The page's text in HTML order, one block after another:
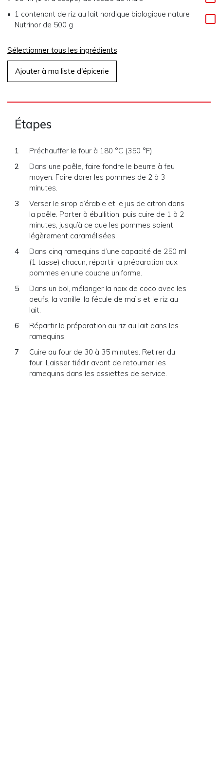
1 contenant de riz au lait nordique biologique nature
Nutrinor de 500 g
Sélectionner tous les ingrédients
Ajouter à ma liste d'épicerie
Étapes
Préchauffer le four à 180 °C (350 °F).
Dans une poêle, faire fondre le beurre à feu
moyen. Faire dorer les pommes de 2 à 3
minutes.
Verser le sirop d’érable et le jus de citron dans
la poêle. Porter à ébullition, puis cuire de 1 à 2
minutes, jusqu’à ce que les pommes soient
légèrement caramélisées.
Dans cinq ramequins d’une capacité de 250 ml
(1 tasse) chacun, répartir la préparation aux
pommes en une couche uniforme.
Dans un bol, mélanger la noix de coco avec les
oeufs, la vanille, la fécule de maïs et le riz au
lait.
Répartir la préparation au riz au lait dans les
ramequins.
Cuire au four de 30 à 35 minutes. Retirer du
four. Laisser tiédir avant de retourner les
ramequins dans les assiettes de service.